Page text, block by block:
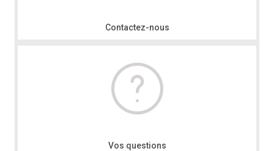
Contactez-nous
Vos questions